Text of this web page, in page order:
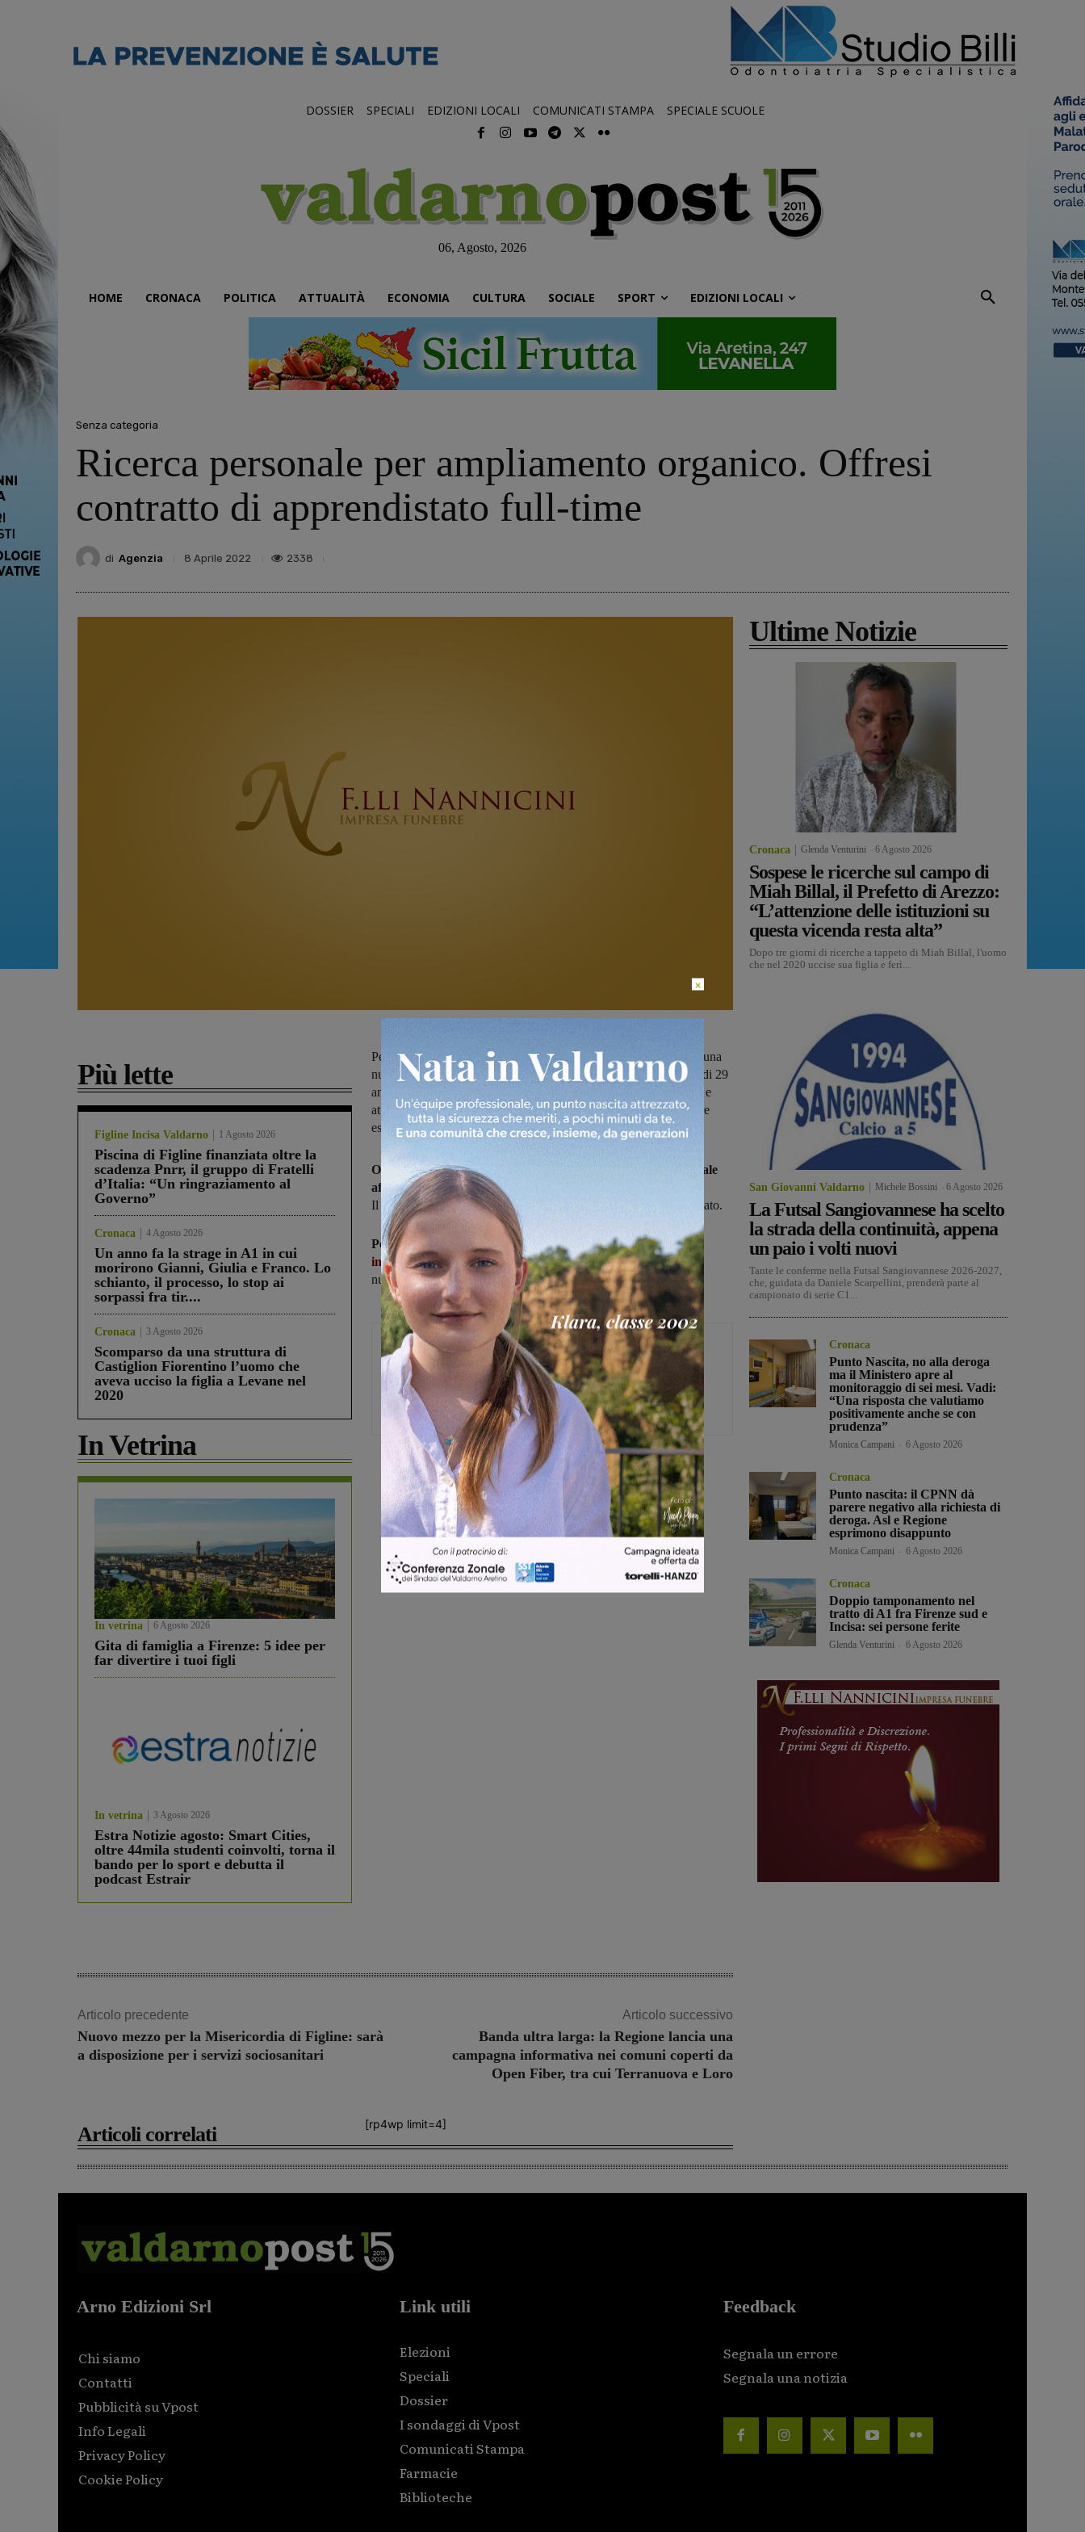
DOSSIER SPECIALI EDIZIONI LOCALI COMUNICATI STAMPA SPECIALE SCUOLE
06, Agosto, 2026
HOME CRONACA POLITICA ATTUALITÀ ECONOMIA CULTURA SOCIALE SPORT EDIZIONI LOCALI
Senza categoria
Ricerca personale per ampliamento organico. Offresi
contratto di apprendistato full-time
di Agenzia 8 Aprile 2022 2338
Più lette
Figline Incisa Valdarno 1 Agosto 2026
Piscina di Figline finanziata oltre la
scadenza Pnrr, il gruppo di Fratelli
d’Italia: “Un ringraziamento al
Governo”
Cronaca 4 Agosto 2026
Un anno fa la strage in A1 in cui
morirono Gianni, Giulia e Franco. Lo
schianto, il processo, lo stop ai
sorpassi fra tir....
Cronaca 3 Agosto 2026
Scomparso da una struttura di
Castiglion Fiorentino l’uomo che
aveva ucciso la figlia a Levane nel
2020
In Vetrina
In vetrina 6 Agosto 2026
Gita di famiglia a Firenze: 5 idee per
far divertire i tuoi figli
In vetrina 3 Agosto 2026
Estra Notizie agosto: Smart Cities,
oltre 44mila studenti coinvolti, torna il
bando per lo sport e debutta il
podcast Estrair
Per ampliamento e potenziamento del nostro organico cerchiamo una
nuova figura da inserire in azienda. La persona, con età massima di 29
anni, dovrà essere residente in Valdarno, avere voglia di imparare e
attitudine a lavorare in gruppo. Non è necessaria alcuna particolare
esperienza.
Offriamo contratto di apprendistato con orario full-time e totale
affiancamento per la crescita professionale.
Il contratto è propedeutico alla stabilizzazione a tempo indeterminato.
Per candidature scrivere a:
info@fratellinannicini.it allegando il proprio CV o chiamare il
numero:055 980197
Agenzia
Share
Articolo precedente
Nuovo mezzo per la Misericordia di Figline: sarà
a disposizione per i servizi sociosanitari
Articolo successivo
Banda ultra larga: la Regione lancia una
campagna informativa nei comuni coperti da
Open Fiber, tra cui Terranuova e Loro
[rp4wp limit=4]
Articoli correlati
Ultime Notizie
Cronaca Glenda Venturini 6 Agosto 2026
Sospese le ricerche sul campo di
Miah Billal, il Prefetto di Arezzo:
“L’attenzione delle istituzioni su
questa vicenda resta alta”
Dopo tre giorni di ricerche a tappeto di Miah Billal, l'uomo
che nel 2020 uccise sua figlia e ferì...
San Giovanni Valdarno Michele Bossini 6 Agosto 2026
La Futsal Sangiovannese ha scelto
la strada della continuità, appena
un paio i volti nuovi
Tante le conferme nella Futsal Sangiovannese 2026-2027,
che, guidata da Daniele Scarpellini, prenderà parte al
campionato di serie C1...
Cronaca
Punto Nascita, no alla deroga
ma il Ministero apre al
monitoraggio di sei mesi. Vadi:
“Una risposta che valutiamo
positivamente anche se con
prudenza”
Monica Campani 6 Agosto 2026
Cronaca
Punto nascita: il CPNN dà
parere negativo alla richiesta di
deroga. Asl e Regione
esprimono disappunto
Monica Campani 6 Agosto 2026
Cronaca
Doppio tamponamento nel
tratto di A1 fra Firenze sud e
Incisa: sei persone ferite
Glenda Venturini 6 Agosto 2026
Arno Edizioni Srl
Chi siamo
Contatti
Pubblicità su Vpost
Info Legali
Privacy Policy
Cookie Policy
Link utili
Elezioni
Speciali
Dossier
I sondaggi di Vpost
Comunicati Stampa
Farmacie
Biblioteche
Feedback
Segnala un errore
Segnala una notizia
×